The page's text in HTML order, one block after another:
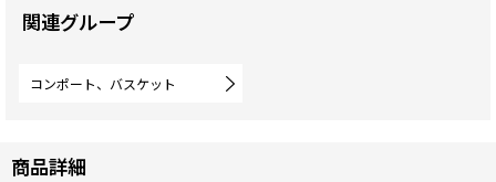
関連グループ
コンポート、バスケット
商品詳細